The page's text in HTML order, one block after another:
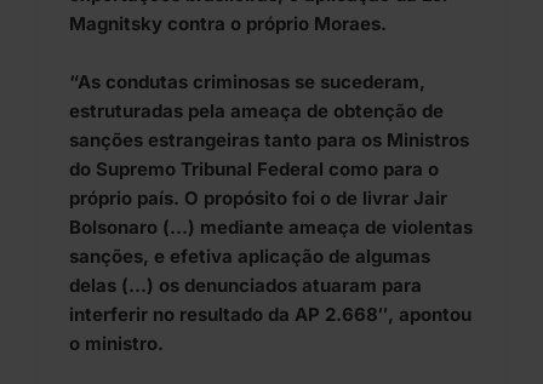
Magnitsky contra o próprio Moraes.
“As condutas criminosas se sucederam,
estruturadas pela ameaça de obtenção de
sanções estrangeiras tanto para os Ministros
do Supremo Tribunal Federal como para o
próprio país. O propósito foi o de livrar Jair
Bolsonaro (…) mediante ameaça de violentas
sanções, e efetiva aplicação de algumas
delas (…) os denunciados atuaram para
interferir no resultado da AP 2.668″, apontou
o ministro.